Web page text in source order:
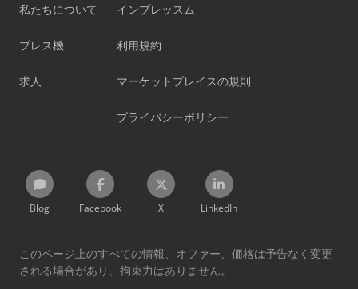
私たちについて
プレス機
求人
インプレッスム
利用規約
マーケットプレイスの規則
プライバシーポリシー
Blog Facebook X LinkedIn
このページ上のすべての情報、オファー、価格は予告なく変更
される場合があり、拘束力はありません。